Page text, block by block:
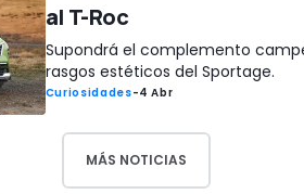
al T-Roc
Supondrá el complemento
rasgos estéticos del Sportage.
Curiosidades-4 Abr
MÁS NOTICIAS